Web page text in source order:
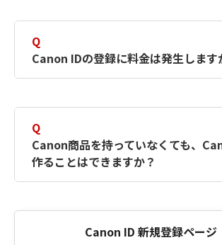
択したサービスから取得します
簡単に作成できるように、この情
Canon IDの登録フォームを入力
Q
Canon IDの登録に料金は発生します
Q
Canon商品を持っていなくても、
作ることはできますか？
Canon ID 新規登録ページ